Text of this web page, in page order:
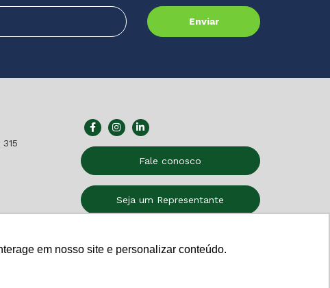
em nosso site e personalizar conteúdo.
Fale conosco
Seja um Representante